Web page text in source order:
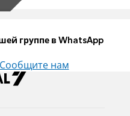
группе в WhatsApp
нам